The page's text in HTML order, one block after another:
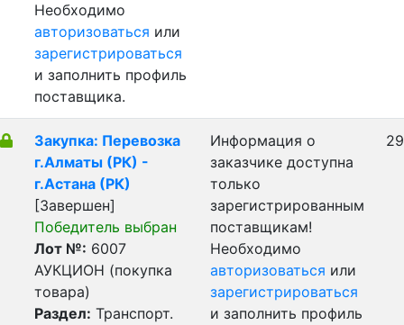
Необходимо
авторизоваться или
зарегистрироваться
и заполнить профиль
поставщика.
Закупка: Перевозка
г.Алматы (РК) -
г.Астана (РК)
[Завершен]
Победитель выбран
Лот №: 6007
АУКЦИОН (покупка
товара)
Раздел: Транспорт.
Информация о
заказчике доступна
только
зарегистрированным
поставщикам!
Необходимо
авторизоваться или
зарегистрироваться
и заполнить профиль